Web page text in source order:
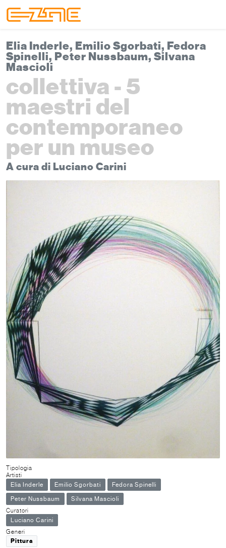
Elia Inderle, Emilio Sgorbati, Fedora
Spinelli, Peter Nussbaum, Silvana
Mascioli
collettiva - 5
maestri del
contemporaneo
per un museo
A cura di Luciano Carini
Tipologia
Artisti
Elia Inderle
Emilio Sgorbati
Fedora Spinelli
Peter Nussbaum
Silvana Mascioli
Curatori
Luciano Carini
Generi
Pittura